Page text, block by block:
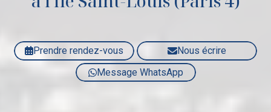
Prendre rendez-vous
Nous écrire
Message WhatsApp